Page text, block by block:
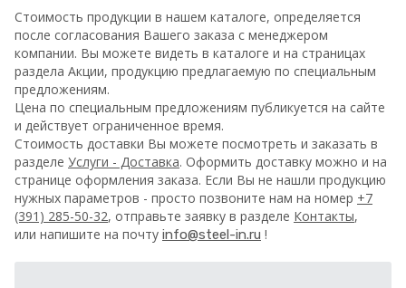
Стоимость продукции в нашем каталоге, определяется
после согласования Вашего заказа с менеджером
компании. Вы можете видеть в каталоге и на страницах
раздела Акции, продукцию предлагаемую по специальным
предложениям.
Цена по специальным предложениям публикуется на сайте
и действует ограниченное время.
Стоимость доставки Вы можете посмотреть и заказать в
разделе Услуги - Доставка. Оформить доставку можно и на
странице оформления заказа. Если Вы не нашли продукцию
нужных параметров - просто позвоните нам на номер +7
(391) 285-50-32, отправьте заявку в разделе Контакты,
или напишите на почту info@steel-in.ru !